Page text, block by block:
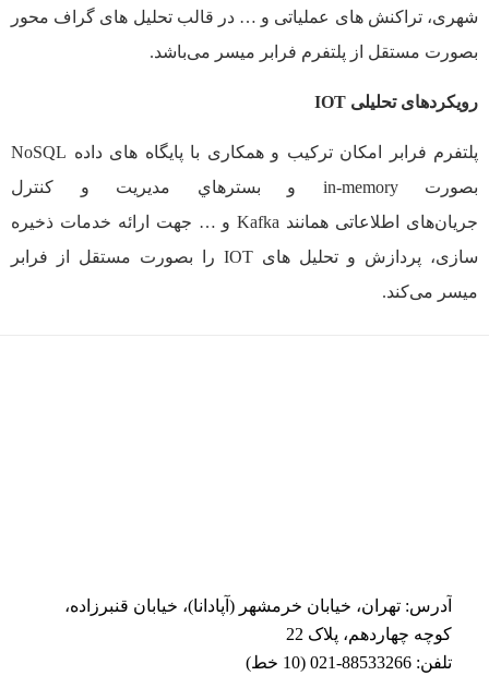
شهری، تراکنش های عملیاتی و … در قالب تحلیل های گراف محور
بصورت مستقل از پلتفرم فرابر میسر می‌باشد.
رويکردهای تحليلی IOT
پلتفرم فرابر امکان ترکیب و همکاری با پایگاه های داده NoSQL
بصورت in-memory و بسترهاي مدیریت و کنترل
جریان‌های اطلاعاتی همانند Kafka و … جهت ارائه خدمات ذخیره
سازی، پردازش و تحلیل های IOT را بصورت مستقل از فرابر
میسر می‌کند.
آدرس: تهران، خیابان خرمشهر (آپادانا)، خیابان قنبرزاده،
کوچه چهاردهم، پلاک 22
تلفن: 88533266-021 (10 خط)